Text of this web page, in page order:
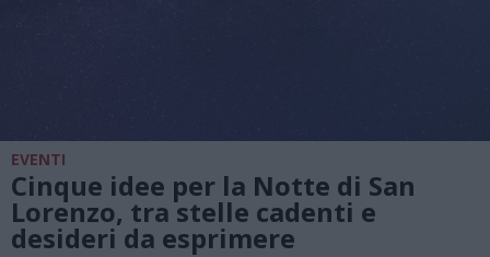
EVENTI
Cinque idee per la Notte di San
Lorenzo, tra stelle cadenti e
desideri da esprimere